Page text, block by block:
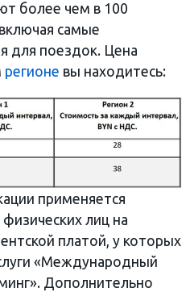
более чем в 100
самые
для поездок. Цена
регионе вы находитесь:
применяется
лиц на
платой, у которых
«Международный
Дополнительно